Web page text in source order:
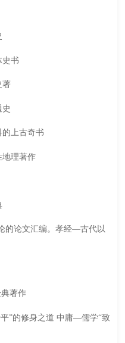
史书
著
史
的上古奇书
地理著作
的论文汇编。孝经—古代以
典著作
”的修身之道 中庸—儒学“致